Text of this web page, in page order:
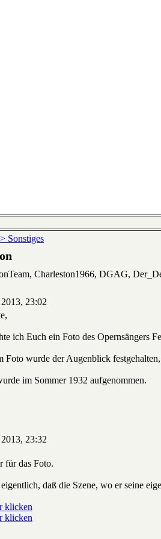
Sonstiges
Charleston1966, DGAG,
23:02
ich Euch ein Foto des Opernsängers
Foto wurde der Augenblick
im Sommer 1932 aufgenommen.
23:32
für das Foto.
daß die Szene, wo er seine
klicken
klicken